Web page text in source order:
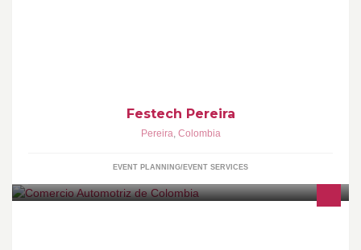
Festech Pereira
Pereira, Colombia
EVENT PLANNING/EVENT SERVICES